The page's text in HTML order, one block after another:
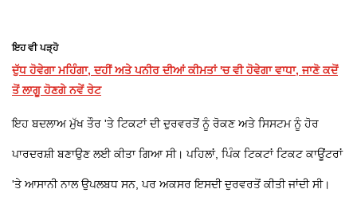
ਇਹ ਵੀ ਪੜ੍ਹੋ
ਦੁੱਧ ਹੋਵੇਗਾ ਮਹਿੰਗਾ, ਦਹੀਂ ਅਤੇ ਪਨੀਰ ਦੀਆਂ ਕੀਮਤਾਂ 'ਚ ਵੀ ਹੋਵੇਗਾ ਵਾਧਾ, ਜਾਣੋ ਕਦੋਂ
ਤੋਂ ਲਾਗੂ ਹੋਣਗੇ ਨਵੇਂ ਰੇਟ
ਇਹ ਬਦਲਾਅ ਮੁੱਖ ਤੌਰ 'ਤੇ ਟਿਕਟਾਂ ਦੀ ਦੁਰਵਰਤੋਂ ਨੂੰ ਰੋਕਣ ਅਤੇ ਸਿਸਟਮ ਨੂੰ ਹੋਰ
ਪਾਰਦਰਸ਼ੀ ਬਣਾਉਣ ਲਈ ਕੀਤਾ ਗਿਆ ਸੀ। ਪਹਿਲਾਂ, ਪਿੰਕ ਟਿਕਟਾਂ ਟਿਕਟ ਕਾਊਂਟਰਾਂ
'ਤੇ ਆਸਾਨੀ ਨਾਲ ਉਪਲਬਧ ਸਨ, ਪਰ ਅਕਸਰ ਇਸਦੀ ਦੁਰਵਰਤੋਂ ਕੀਤੀ ਜਾਂਦੀ ਸੀ।